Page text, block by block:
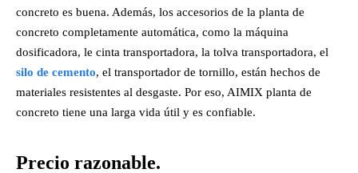
concreto es buena. Además, los accesorios de la planta de
concreto completamente automática, como la máquina
dosificadora, le cinta transportadora, la tolva transportadora, el
silo de cemento, el transportador de tornillo, están hechos de
materiales resistentes al desgaste. Por eso, AIMIX planta de
concreto tiene una larga vida útil y es confiable.
Precio razonable.